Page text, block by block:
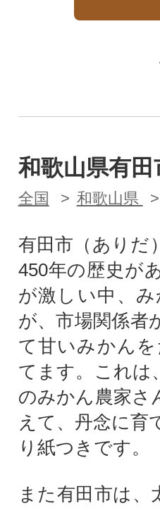
和歌山県有
全国 和歌山県
有田市（ありだ
450年の歴史が
が激しい中、
が、市場関係者
て甘いみかん
てます。これは
のみかん農家さ
えて、丹念に育
り紙つきです。
また有田市は、